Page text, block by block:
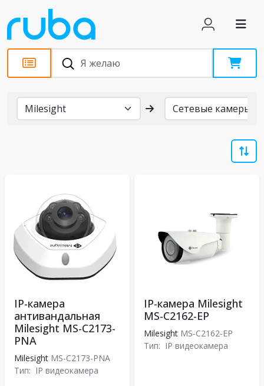
Бренды
IP-камера
антивандальная
Milesight MS-C2173-
PNA
Milesight MS-C2173-PNA
Тип: IP видеокамера
IP-камера Milesight
MS-C2162-EP
Milesight MS-C2162-EP
Тип: IP видеокамера